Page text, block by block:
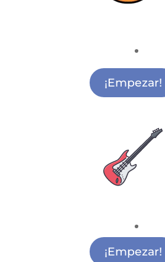
Actividades
¡Empezar!
Música para Colegios
¡Empezar!